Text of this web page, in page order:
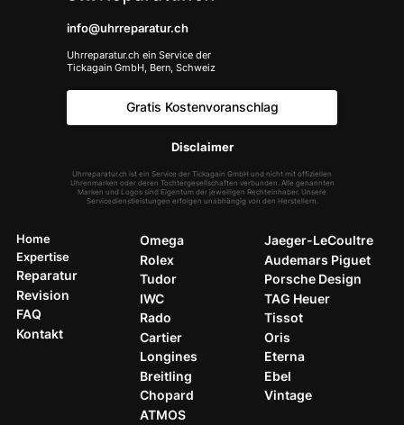
info@uhrreparatur.ch
Uhrreparatur.ch ein Service der
Tickagain GmbH, Bern, Schweiz
Gratis Kostenvoranschlag
Disclaimer
Uhrreparatur.ch ist ein Service der Tickagain GmbH und nicht mit offiziellen
Uhrenmarken oder deren Tochtergesellschaften verbunden. Alle genannten
Marken und Logos sind Eigentum der jeweiligen Rechteinhaber. Unsere
Servicedienstleistungen erfolgen unabhängig von den Herstellern.
Home
Expertise
Reparatur
Revision
FAQ
Kontakt
Omega
Rolex
Tudor
IWC
Rado
Cartier
Longines
Breitling
Chopard
ATMOS
Jaeger-LeCoultre
Audemars Piguet
Porsche Design
TAG Heuer
Tissot
Oris
Eterna
Ebel
Vintage